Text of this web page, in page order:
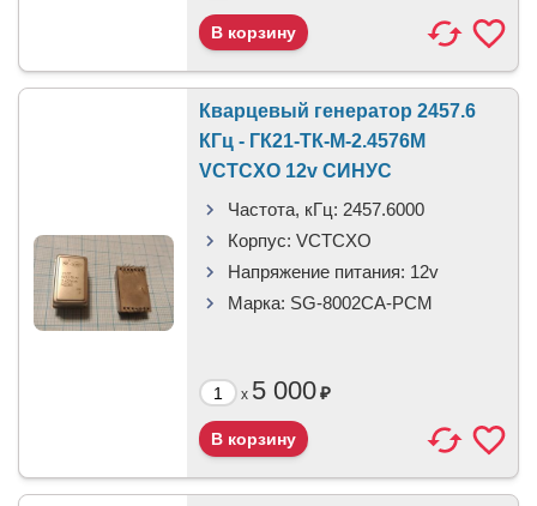
Кварцевый генератор 2457.6
КГц - ГК21-ТК-М-2.4576М
VCTCXO 12v СИНУС
Частота, кГц: 2457.6000
Корпус: VCTCXO
Напряжение питания: 12v
Марка: SG-8002CA-PCM
x 5 000₽